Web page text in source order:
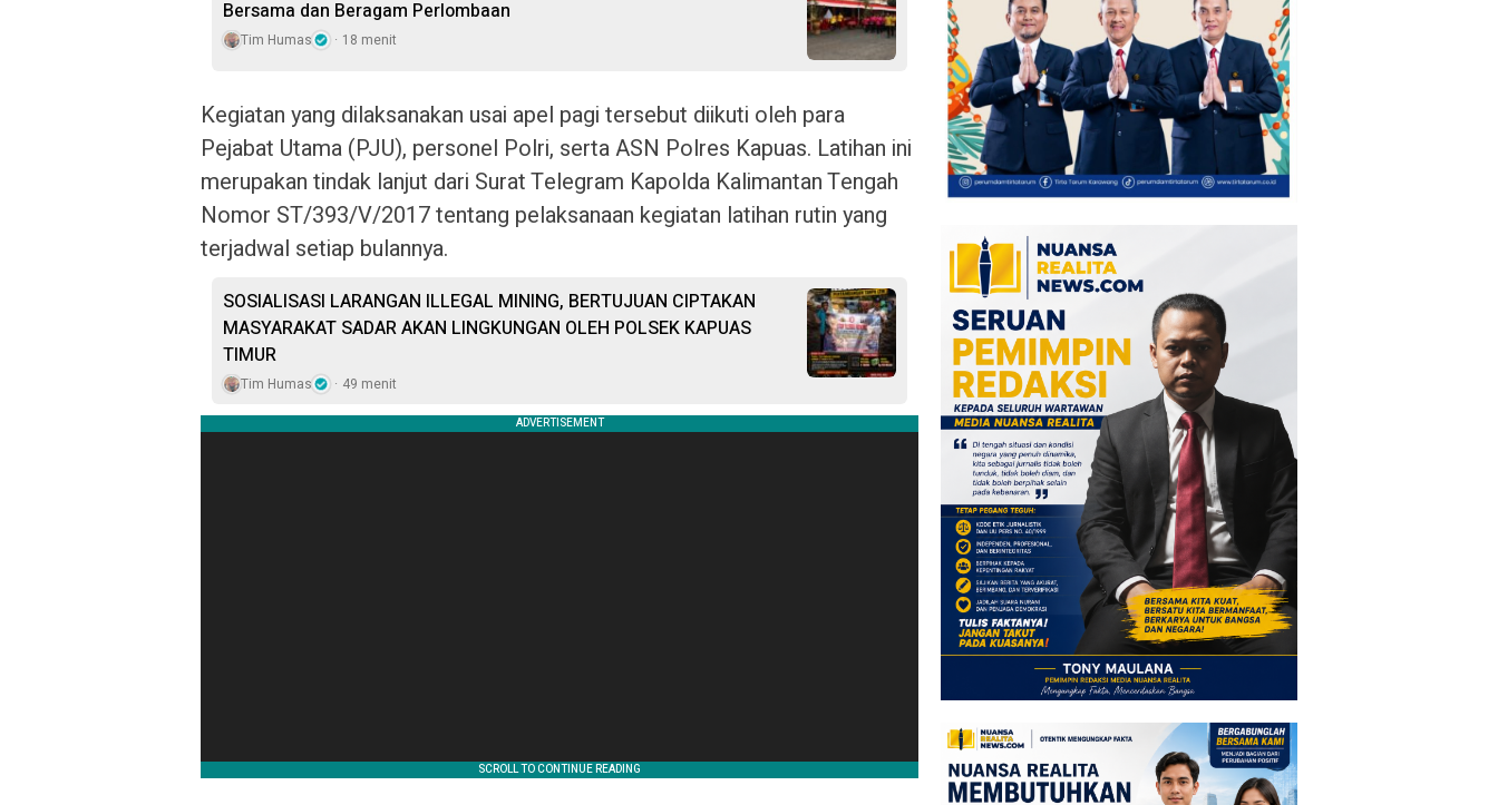
Bersama dan Beragam Perlombaan
Tim Humas 18 menit
Kegiatan yang dilaksanakan usai apel pagi tersebut diikuti oleh para
Pejabat Utama (PJU), personel Polri, serta ASN Polres Kapuas. Latihan ini
merupakan tindak lanjut dari Surat Telegram Kapolda Kalimantan Tengah
Nomor ST/393/V/2017 tentang pelaksanaan kegiatan latihan rutin yang
terjadwal setiap bulannya.
SOSIALISASI LARANGAN ILLEGAL MINING, BERTUJUAN CIPTAKAN
MASYARAKAT SADAR AKAN LINGKUNGAN OLEH POLSEK KAPUAS
TIMUR
Tim Humas 49 menit